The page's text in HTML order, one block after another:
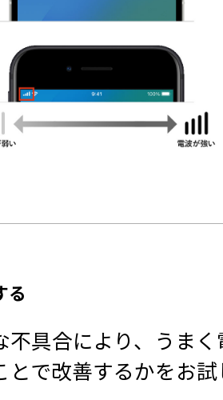
る
不具合により、うま
とで改善するかをお